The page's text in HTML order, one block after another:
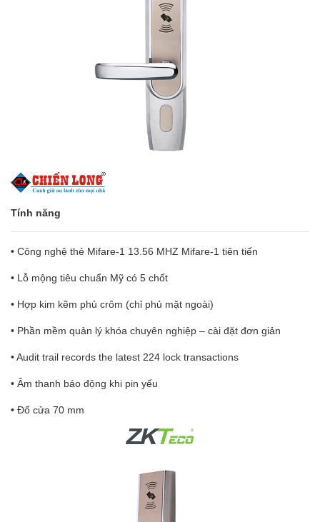
Tính năng
• Công nghệ thẻ Mifare-1 13.56 MHZ Mifare-1 tiên tiến
• Lỗ mộng tiêu chuẩn Mỹ có 5 chốt
• Hợp kim kẽm phủ crôm (chỉ phủ mặt ngoài)
• Phần mềm quản lý khóa chuyên nghiệp – cài đặt đơn giản
• Audit trail records the latest 224 lock transactions
• Âm thanh báo động khi pin yếu
• Đố cửa 70 mm